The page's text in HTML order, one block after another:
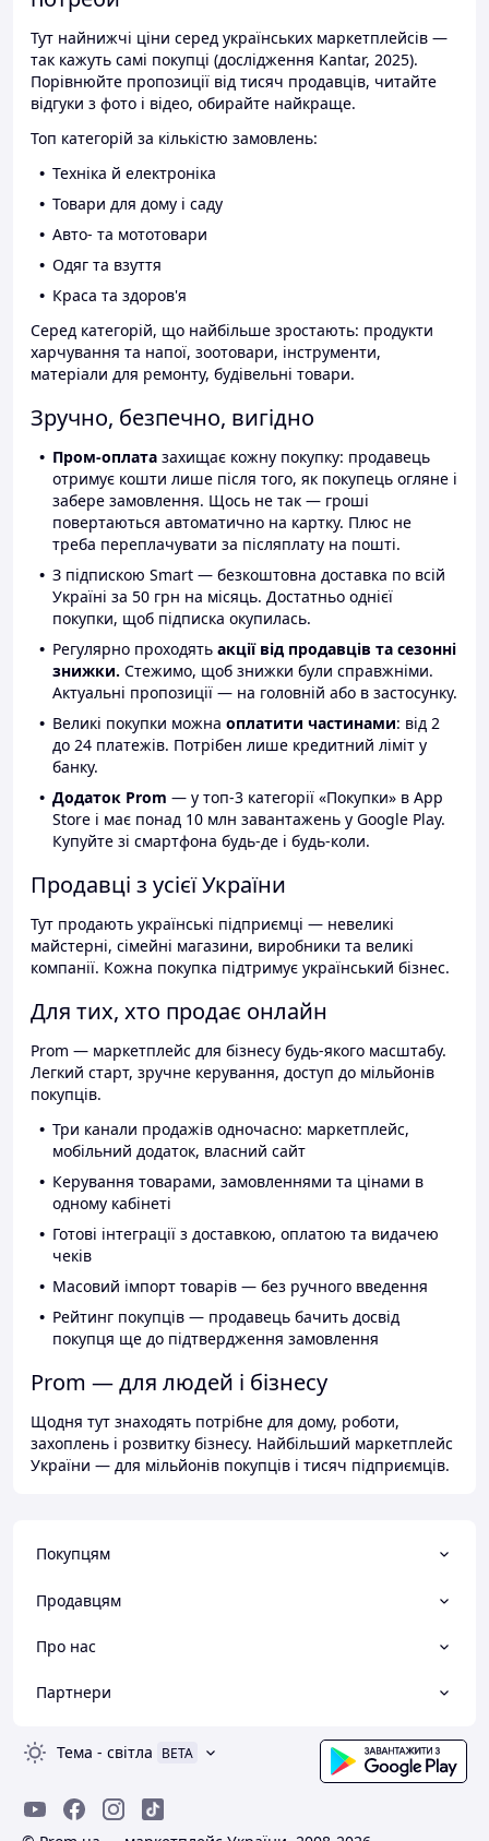
Тут найнижчі ціни серед українських маркетплейсів —
так кажуть самі покупці (дослідження Kantar, 2025).
Порівнюйте пропозиції від тисяч продавців, читайте
відгуки з фото і відео, обирайте найкраще.
Топ категорій за кількістю замовлень:
Техніка й електроніка
Товари для дому і саду
Авто- та мототовари
Одяг та взуття
Краса та здоров'я
Серед категорій, що найбільше зростають: продукти
харчування та напої, зоотовари, інструменти,
матеріали для ремонту, будівельні товари.
Зручно, безпечно, вигідно
Пром-оплата захищає кожну покупку: продавець
отримує кошти лише після того, як покупець огляне і
забере замовлення. Щось не так — гроші
повертаються автоматично на картку. Плюс не
треба переплачувати за післяплату на пошті.
З підпискою Smart — безкоштовна доставка по всій
Україні за 50 грн на місяць. Достатньо однієї
покупки, щоб підписка окупилась.
Регулярно проходять акції від продавців та сезонні
знижки. Стежимо, щоб знижки були справжніми.
Актуальні пропозиції — на головній або в застосунку.
Великі покупки можна оплатити частинами: від 2
до 24 платежів. Потрібен лише кредитний ліміт у
банку.
Додаток Prom — у топ-3 категорії «Покупки» в App
Store і має понад 10 млн завантажень у Google Play.
Купуйте зі смартфона будь-де і будь-коли.
Продавці з усієї України
Тут продають українські підприємці — невеликі
майстерні, сімейні магазини, виробники та великі
компанії. Кожна покупка підтримує український бізнес.
Для тих, хто продає онлайн
Prom — маркетплейс для бізнесу будь-якого масштабу.
Легкий старт, зручне керування, доступ до мільйонів
покупців.
Три канали продажів одночасно: маркетплейс,
мобільний додаток, власний сайт
Керування товарами, замовленнями та цінами в
одному кабінеті
Готові інтеграції з доставкою, оплатою та видачею
чеків
Масовий імпорт товарів — без ручного введення
Рейтинг покупців — продавець бачить досвід
покупця ще до підтвердження замовлення
Prom — для людей і бізнесу
Щодня тут знаходять потрібне для дому, роботи,
захоплень і розвитку бізнесу. Найбільший маркетплейс
України — для мільйонів покупців і тисяч підприємців.
Покупцям
Продавцям
Про нас
Партнери
Тема - світла BETA